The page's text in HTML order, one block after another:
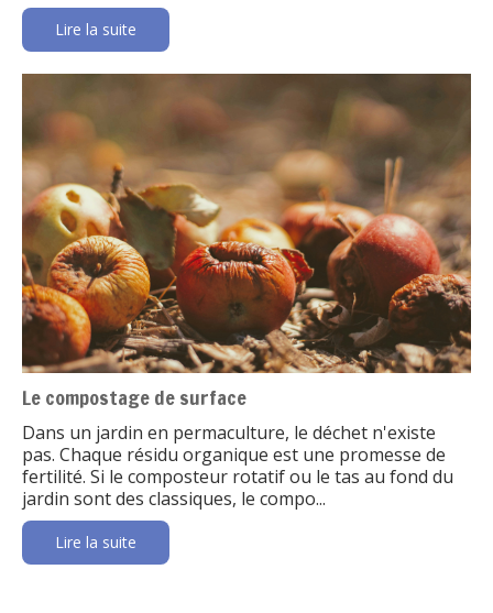
Lire la suite
Le compostage de surface
Dans un jardin en permaculture, le déchet n'existe
pas. Chaque résidu organique est une promesse de
fertilité. Si le composteur rotatif ou le tas au fond du
jardin sont des classiques, le compo...
Lire la suite